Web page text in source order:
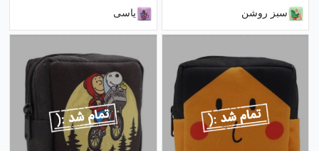
سبز روشن یاسی